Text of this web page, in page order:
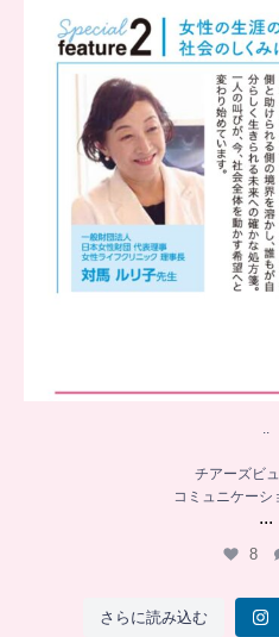
8
..
チアーズビ
コミュニケーシ
...
8
さらに読み込む